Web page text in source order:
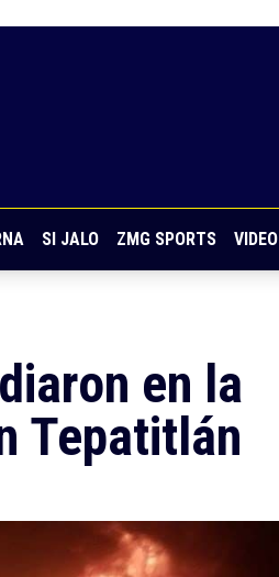
SI JALO ZMG SPORTS VIDEO
en la
Tepatitlán